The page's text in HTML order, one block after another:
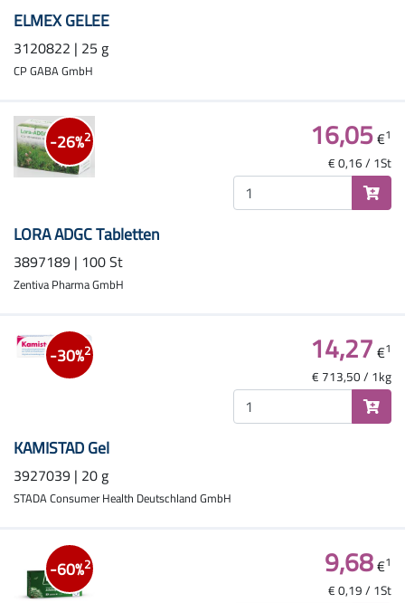
ELMEX GELEE
3120822 | 25 g
CP GABA GmbH
-26%2
LORA ADGC Tabletten
3897189 | 100 St
Zentiva Pharma GmbH
16,05€1
€ 0,16 / 1St
-30%2
KAMISTAD Gel
3927039 | 20 g
STADA Consumer Health Deutschland GmbH
14,27€1
€ 713,50 / 1kg
-60%2 9,68€1
€ 0,19 / 1St